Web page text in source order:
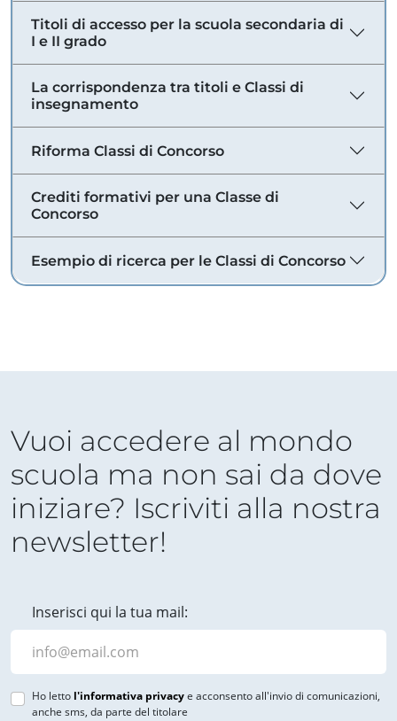
Titoli di accesso per la scuola secondaria di
I e II grado
La corrispondenza tra titoli e Classi di
insegnamento
Riforma Classi di Concorso
Crediti formativi per una Classe di
Concorso
Esempio di ricerca per le Classi di Concorso
Vuoi accedere al mondo
scuola ma non sai da dove
iniziare? Iscriviti alla nostra
newsletter!
Inserisci qui la tua mail:
Ho letto l'informativa privacye acconsento all'invio di comunicazioni,
anche sms, da parte del titolare